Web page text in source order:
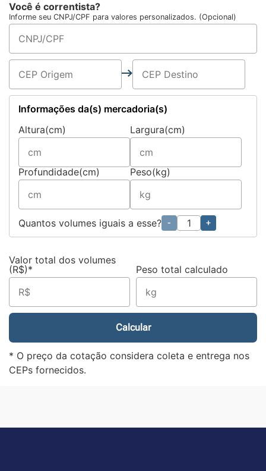
Você é correntista?
Informe seu CNPJ/CPF para valores personalizados. (Opcional)
Informações da(s) mercadoria(s)
Altura(cm)
Largura(cm)
Profundidade(cm) Peso(kg)
Quantos volumes iguais a esse? - +
Valor total dos volumes
(R$)*
Peso total calculado
Calcular
* O preço da cotação considera coleta e entrega nos
CEPs fornecidos.